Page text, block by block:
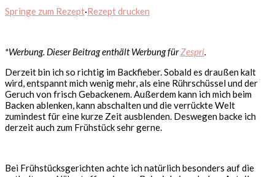
Springe zum Rezept·Rezept drucken
*Werbung. Dieser Beitrag enthält Werbung fürZespri.
Derzeit bin ich so richtig im Backfieber. Sobald es draußen kalt
wird, entspannt mich wenig mehr, als eine Rührschüssel und der
Geruch von frisch Gebackenem. Außerdem kann ich mich beim
Backen ablenken, kann abschalten und die verrückte Welt
zumindest für eine kurze Zeit ausblenden. Deswegen backe ich
derzeit auch zum Frühstück sehr gerne.
Bei Frühstücksgerichten achte ich natürlich besonders auf die